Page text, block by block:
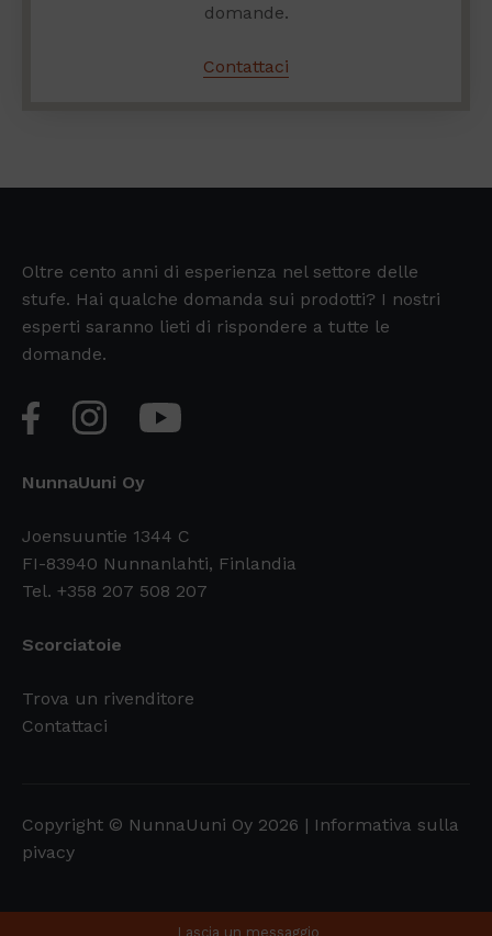
domande.
Contattaci
Oltre cento anni di esperienza nel settore delle
stufe. Hai qualche domanda sui prodotti? I nostri
esperti saranno lieti di rispondere a tutte le
domande.
NunnaUuni Oy
Joensuuntie 1344 C
FI-83940 Nunnanlahti, Finlandia
Tel. +358 207 508 207
Scorciatoie
Trova un rivenditore
Contattaci
Copyright © NunnaUuni Oy 2026 | Informativa sulla
pivacy
Lascia un messaggio